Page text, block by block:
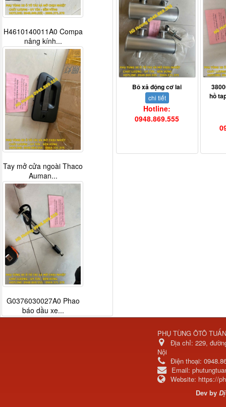
Bô xả động cơ lai
chi tiết
Hotline:
0948.869.555
hồ
H4610140011A0 Compa
nâng kính...
Tay mở cửa ngoài Thaco
Auman...
G0376030027A0 Phao
báo dầu xe...
PHỤ TÙNG ÔTÔ
Địa chỉ: 229,
Nội
Điện thoại:
Email:
Website: https://
Dev by